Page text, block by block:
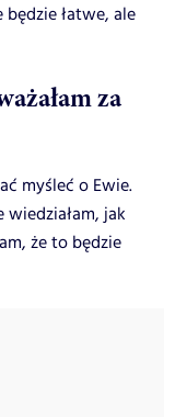
łatwe, ale
za
myśleć o Ewie.
jak
że to będzie